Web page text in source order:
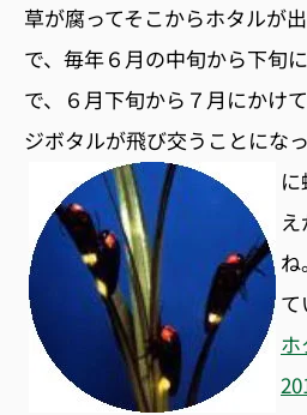
草が腐ってそこからホタルが
で、毎年６月の中旬から下旬
で、６月下旬から７月にかけ
ジボタルが飛び交うことになっ